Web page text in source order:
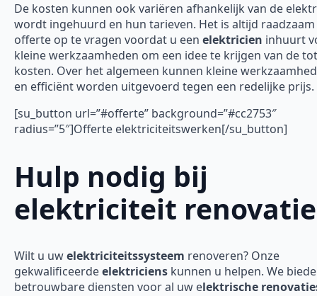
De kosten kunnen ook variëren afhankelijk van de
wordt ingehuurd en hun tarieven. Het is altijd
offerte op te vragen voordat u een elektricien inhuurt
kleine werkzaamheden om een idee te krijgen van de
kosten. Over het algemeen kunnen kleine
en efficiënt worden uitgevoerd tegen een redelijke prijs.
[su_button url=”#offerte” background=”#cc2753″
radius=”5″]Offerte elektriciteitswerken[/su_button]
Hulp nodig bij
elektriciteit
Wilt u uwelektriciteitssysteem renoveren? Onze
gekwalificeerdeelektriciens kunnen u helpen. We
betrouwbare diensten voor al uw elektrische